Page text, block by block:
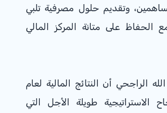
وتقديم حلول مصرفية تلبي
الحفاظ على متانة المركز المالي
الراجحي أن النتائج المالية لعام
الاستراتيجية طويلة الأجل التي